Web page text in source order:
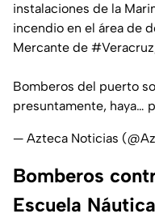
instalaciones de la
incendio en el área de
Mercante de #Veracruz
Bomberos del puerto
presuntamente, haya…
— Azteca Noticias
Bomberos
Escuela